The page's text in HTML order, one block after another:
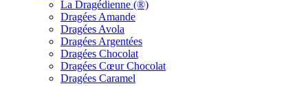
La Dragédienne (®)
Dragées Amande
Dragées Avola
Dragées Argentées
Dragées Chocolat
Dragées Cœur Chocolat
Dragées Caramel